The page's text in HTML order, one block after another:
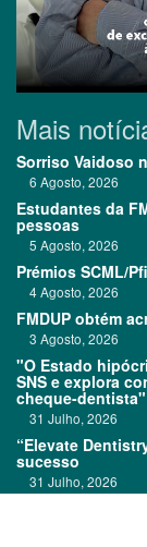
Mais
Sorriso Vaidoso
6 Agosto, 2026
Estudantes da
pessoas
5 Agosto, 2026
Prémios SCML/
4 Agosto, 2026
FMDUP obtém
3 Agosto, 2026
"O Estado
SNS e explora
cheque-dentista"
31 Julho, 2026
“Elevate
sucesso
31 Julho, 2026